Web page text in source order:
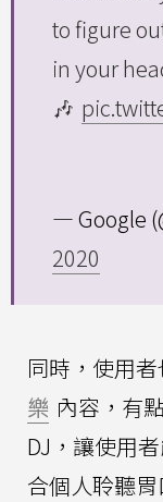
to figure
in your
🎶
— Google
2020
同時，使用
樂 內容，有
DJ，讓使用
合個人聆聽